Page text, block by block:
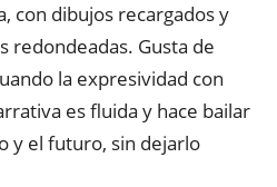
con dibujos recargados y
redondeadas. Gusta de
la expresividad con
es fluida y hace bailar
y el futuro, sin dejarlo